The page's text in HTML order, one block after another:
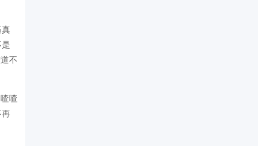
真
不
喳
再